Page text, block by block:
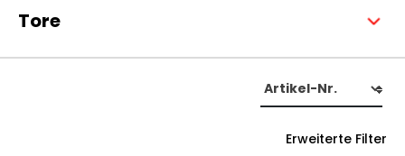
Tore
Erweiterte Filter